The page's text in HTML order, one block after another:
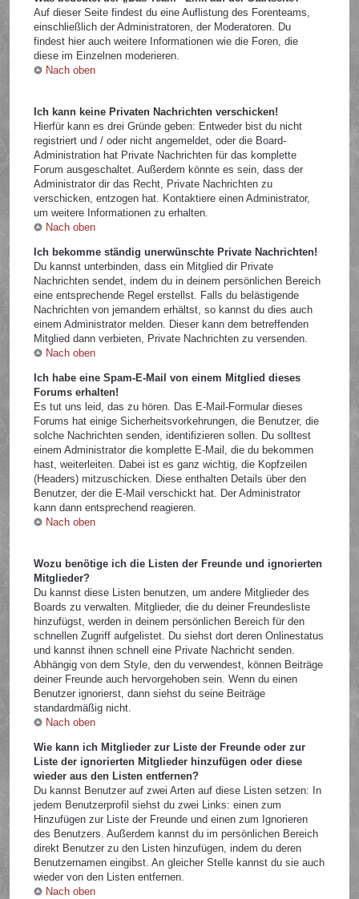
Auf dieser Seite findest du eine Auflistung des Forenteams,
einschließlich der Administratoren, der Moderatoren. Du
findest hier auch weitere Informationen wie die Foren, die
diese im Einzelnen moderieren.
Nach oben
Ich kann keine Privaten Nachrichten verschicken!
Hierfür kann es drei Gründe geben: Entweder bist du nicht
registriert und / oder nicht angemeldet, oder die Board-
Administration hat Private Nachrichten für das komplette
Forum ausgeschaltet. Außerdem könnte es sein, dass der
Administrator dir das Recht, Private Nachrichten zu
verschicken, entzogen hat. Kontaktiere einen Administrator,
um weitere Informationen zu erhalten.
Nach oben
Ich bekomme ständig unerwünschte Private Nachrichten!
Du kannst unterbinden, dass ein Mitglied dir Private
Nachrichten sendet, indem du in deinem persönlichen Bereich
eine entsprechende Regel erstellst. Falls du belästigende
Nachrichten von jemandem erhältst, so kannst du dies auch
einem Administrator melden. Dieser kann dem betreffenden
Mitglied dann verbieten, Private Nachrichten zu versenden.
Nach oben
Ich habe eine Spam-E-Mail von einem Mitglied dieses
Forums erhalten!
Es tut uns leid, das zu hören. Das E-Mail-Formular dieses
Forums hat einige Sicherheitsvorkehrungen, die Benutzer, die
solche Nachrichten senden, identifizieren sollen. Du solltest
einem Administrator die komplette E-Mail, die du bekommen
hast, weiterleiten. Dabei ist es ganz wichtig, die Kopfzeilen
(Headers) mitzuschicken. Diese enthalten Details über den
Benutzer, der die E-Mail verschickt hat. Der Administrator
kann dann entsprechend reagieren.
Nach oben
Wozu benötige ich die Listen der Freunde und ignorierten
Mitglieder?
Du kannst diese Listen benutzen, um andere Mitglieder des
Boards zu verwalten. Mitglieder, die du deiner Freundesliste
hinzufügst, werden in deinem persönlichen Bereich für den
schnellen Zugriff aufgelistet. Du siehst dort deren Onlinestatus
und kannst ihnen schnell eine Private Nachricht senden.
Abhängig von dem Style, den du verwendest, können Beiträge
deiner Freunde auch hervorgehoben sein. Wenn du einen
Benutzer ignorierst, dann siehst du seine Beiträge
standardmäßig nicht.
Nach oben
Wie kann ich Mitglieder zur Liste der Freunde oder zur
Liste der ignorierten Mitglieder hinzufügen oder diese
wieder aus den Listen entfernen?
Du kannst Benutzer auf zwei Arten auf diese Listen setzen: In
jedem Benutzerprofil siehst du zwei Links: einen zum
Hinzufügen zur Liste der Freunde und einen zum Ignorieren
des Benutzers. Außerdem kannst du im persönlichen Bereich
direkt Benutzer zu den Listen hinzufügen, indem du deren
Benutzernamen eingibst. An gleicher Stelle kannst du sie auch
wieder von den Listen entfernen.
Nach oben